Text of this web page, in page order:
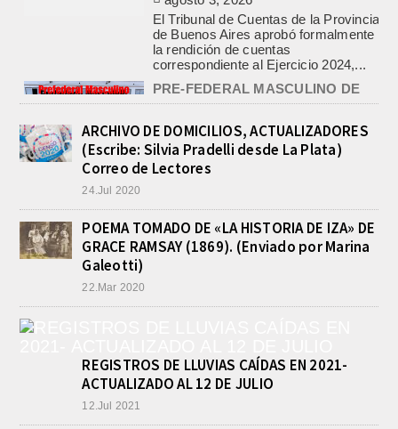
El Tribunal de Cuentas de la Provincia
de Buenos Aires aprobó formalmente
la rendición de cuentas
correspondiente al Ejercicio 2024,...
BASQUET EN CADETES:
ATHLETIC JUEGA EL
TRIANGULAR FINAL
agosto 6, 2026
Por el torneo Pre-federal de Básquet,
el equipo de Cadetes de Athletic, logró
se...
INFORME DE DEFENSA CIVIL
LOBOS, COLABORACION EN LA
par de...
ARCHIVO DE DOMICILIOS, ACTUALIZADORES
(Escribe: Silvia Pradelli desde La Plata)
Correo de Lectores
24.Jul 2020
POEMA TOMADO DE «LA HISTORIA DE IZA» DE
GRACE RAMSAY (1869). (Enviado por Marina
Galeotti)
22.Mar 2020
REGISTROS DE LLUVIAS CAÍDAS EN 2021-
ACTUALIZADO AL 12 DE JULIO
12.Jul 2021